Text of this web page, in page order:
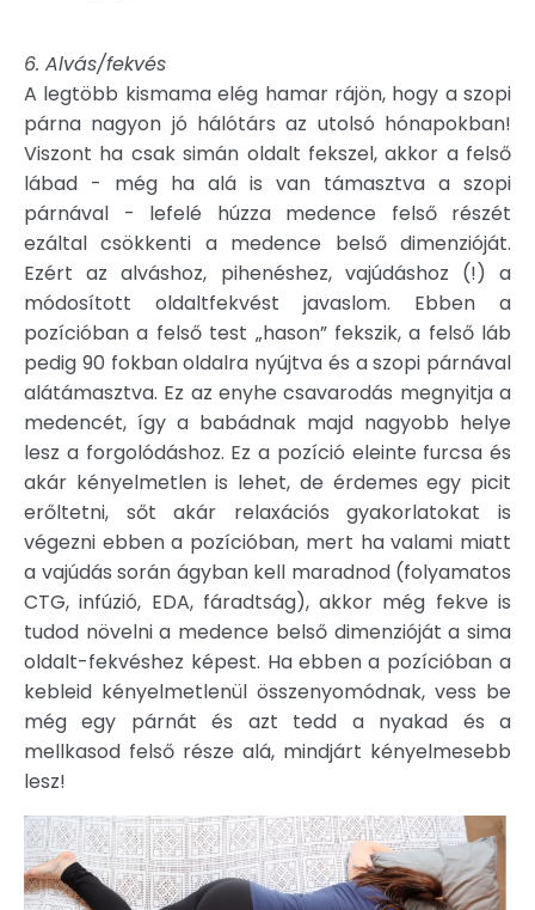
6. Alvás/fekvés
A legtöbb kismama elég hamar rájön, hogy a szopi
párna nagyon jó hálótárs az utolsó hónapokban!
Viszont ha csak simán oldalt fekszel, akkor a felső
lábad - még ha alá is van támasztva a szopi
párnával - lefelé húzza medence felső részét
ezáltal csökkenti a medence belső dimenzióját.
Ezért az alváshoz, pihenéshez, vajúdáshoz (!) a
módosított oldaltfekvést javaslom. Ebben a
pozícióban a felső test „hason” fekszik, a felső láb
pedig 90 fokban oldalra nyújtva és a szopi párnával
alátámasztva. Ez az enyhe csavarodás megnyitja a
medencét, így a babádnak majd nagyobb helye
lesz a forgolódáshoz. Ez a pozíció eleinte furcsa és
akár kényelmetlen is lehet, de érdemes egy picit
erőltetni, sőt akár relaxációs gyakorlatokat is
végezni ebben a pozícióban, mert ha valami miatt
a vajúdás során ágyban kell maradnod (folyamatos
CTG, infúzió, EDA, fáradtság), akkor még fekve is
tudod növelni a medence belső dimenzióját a sima
oldalt-fekvéshez képest. Ha ebben a pozícióban a
kebleid kényelmetlenül összenyomódnak, vess be
még egy párnát és azt tedd a nyakad és a
mellkasod felső része alá, mindjárt kényelmesebb
lesz!